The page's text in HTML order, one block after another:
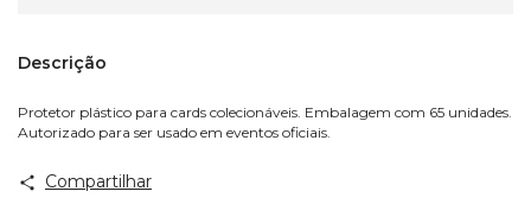
Descrição
Protetor plástico para cards colecionáveis. Embalagem com 65 unidades.
Autorizado para ser usado em eventos oficiais.
Compartilhar